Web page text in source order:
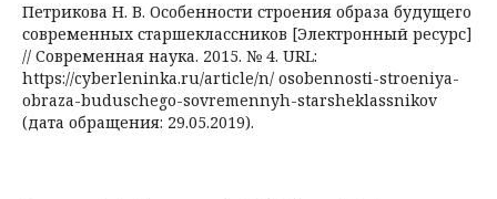
Петрикова Н. В. Особенности строения образа будущего
современных старшеклассников [Электронный ресурс]
// Современная наука. 2015. № 4. URL:
https://cyberleninka.ru/article/n/ osobennosti-stroeniya-
obraza-buduschego-sovremennyh-starsheklassnikov
(дата обращения: 29.05.2019).